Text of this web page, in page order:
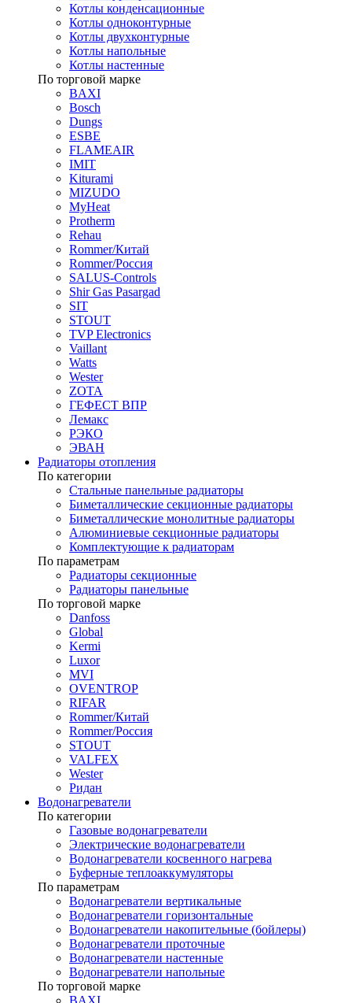
Котлы конденсационные
Котлы одноконтурные
Котлы двухконтурные
Котлы напольные
Котлы настенные
По торговой марке
BAXI
Bosch
Dungs
ESBE
FLAMEAIR
IMIT
Kiturami
MIZUDO
MyHeat
Protherm
Rehau
Rommer/Китай
Rommer/Россия
SALUS-Controls
Shir Gas Pasargad
SIT
STOUT
TVP Electronics
Vaillant
Watts
Wester
ZOTA
ГЕФЕСТ ВПР
Лемакс
РЭКО
ЭВАН
Радиаторы отопления
По категории
Стальные панельные радиаторы
Биметаллические секционные радиаторы
Биметаллические монолитные радиаторы
Алюминиевые секционные радиаторы
Комплектующие к радиаторам
По параметрам
Радиаторы секционные
Радиаторы панельные
По торговой марке
Danfoss
Global
Kermi
Luxor
MVI
OVENTROP
RIFAR​
Rommer/Китай
Rommer/Россия
STOUT
VALFEX
Wester
Ридан
Водонагреватели
По категории
Газовые водонагреватели
Электрические водонагреватели
Водонагреватели косвенного нагрева
Буферные теплоаккумуляторы
По параметрам
Водонагреватели вертикальные
Водонагреватели горизонтальные
Водонагреватели накопительные (бойлеры)
Водонагреватели проточные
Водонагреватели настенные
Водонагреватели напольные
По торговой марке
BAXI